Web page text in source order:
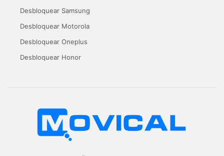
Desbloquear Samsung
Desbloquear Motorola
Desbloquear Oneplus
Desbloquear Honor